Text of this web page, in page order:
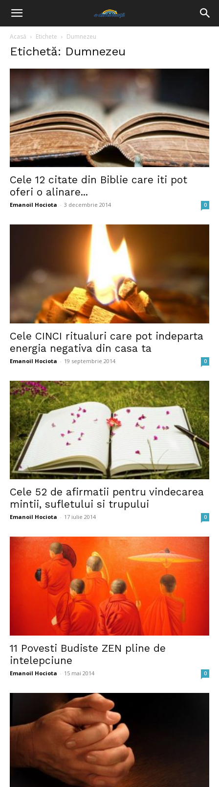
Acasă Etichete Dumnezeu
Etichetă: Dumnezeu
Cele 12 citate din Biblie care iti pot
oferi o alinare...
Emanoil Hociota - 3 decembrie 2014 0
Cele CINCI ritualuri care pot indeparta
energia negativa din casa ta
Emanoil Hociota - 19 septembrie 2014 0
Cele 52 de afirmatii pentru vindecarea
mintii, sufletului si trupului
Emanoil Hociota - 17 iulie 2014 0
11 Povesti Budiste ZEN pline de
intelepciune
Emanoil Hociota - 15 mai 2014 0